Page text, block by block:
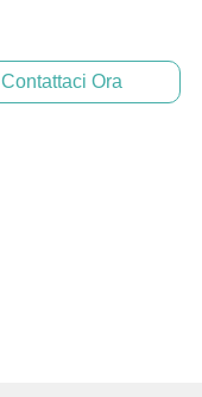
Contattaci Ora